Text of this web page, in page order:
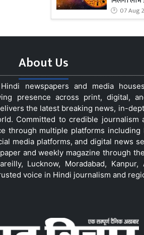
07 Aug
About Us
newspapers and media
presence across print, digital,
the latest breaking news, in-
Committed to credible journalism
through multiple platforms including
media platforms, and digital news
and weekly magazine through
Lucknow, Moradabad, Kanpur,
voice in Hindi journalism and